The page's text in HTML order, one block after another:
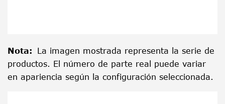
Nota: La imagen mostrada representa la serie de
productos. El número de parte real puede variar
en apariencia según la configuración seleccionada.